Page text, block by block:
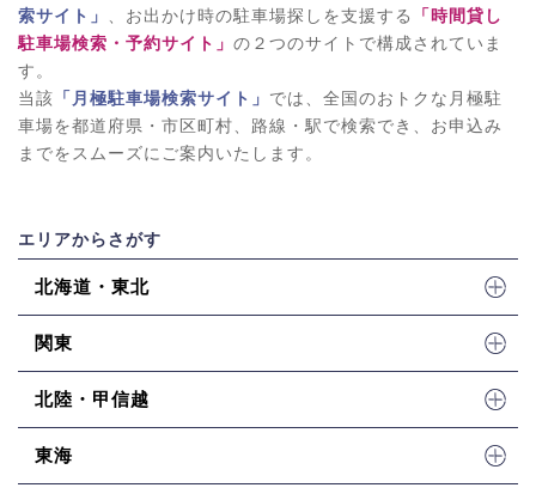
索サイト」
、お出かけ時の駐車場探しを支援する
「時間貸し
駐車場検索・予約サイト」 の２つのサイトで構成されていま
す。
当該 「月極駐車場検索サイト」 では、全国のおトクな月極駐
車場を都道府県・市区町村、路線・駅で検索でき、お申込み
までをスムーズにご案内いたします。
エリアからさがす
北海道・東北
関東
北陸・甲信越
東海